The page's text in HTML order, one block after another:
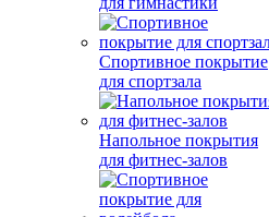
Спортивное покрытие
для спортзала
Напольное покрытия
для фитнес-залов